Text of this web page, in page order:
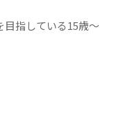
指している15歳～